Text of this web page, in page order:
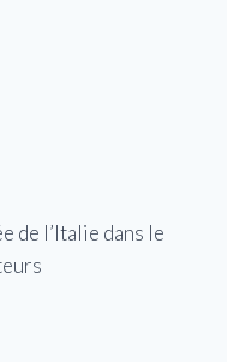
de l’Italie dans le